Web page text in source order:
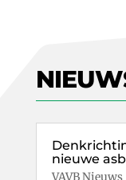
nieuwe
VAVB Nieuws